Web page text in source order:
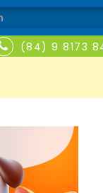
(84) 9 8173